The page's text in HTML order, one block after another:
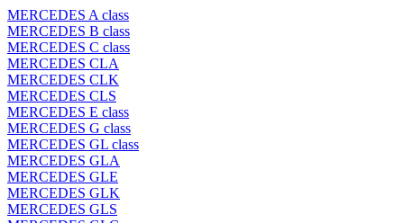
MERCEDES A class
MERCEDES B class
MERCEDES C class
MERCEDES CLA
MERCEDES CLK
MERCEDES CLS
MERCEDES E class
MERCEDES G class
MERCEDES GL class
MERCEDES GLA
MERCEDES GLE
MERCEDES GLK
MERCEDES GLS